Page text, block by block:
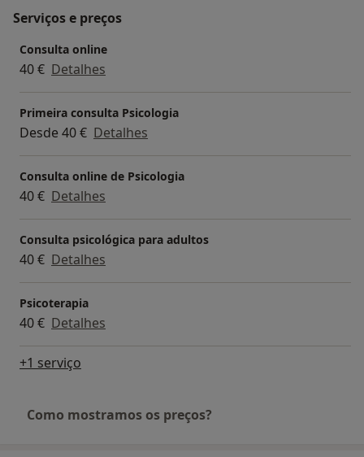
Serviços e preços
Consulta online
40 € Detalhes
Primeira consulta Psicologia
Desde 40 € Detalhes
Consulta online de Psicologia
40 € Detalhes
Consulta psicológica para adultos
40 € Detalhes
Psicoterapia
40 € Detalhes
+1 serviço
Como mostramos os preços?